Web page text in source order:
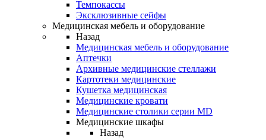
Темпокассы
Эксклюзивные сейфы
Медицинская мебель и оборудование
Назад
Медицинская мебель и оборудование
Аптечки
Архивные медицинские стеллажи
Картотеки медицинские
Кушетка медицинская
Медицинские кровати
Медицинские столики серии MD
Медицинские шкафы
Назад